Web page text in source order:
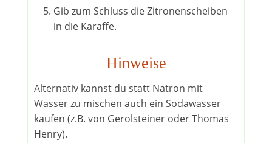
Gib zum Schluss die Zitronenscheiben
in die Karaffe.
Hinweise
Alternativ kannst du statt Natron mit
Wasser zu mischen auch ein Sodawasser
kaufen (z.B. von Gerolsteiner oder Thomas
Henry).